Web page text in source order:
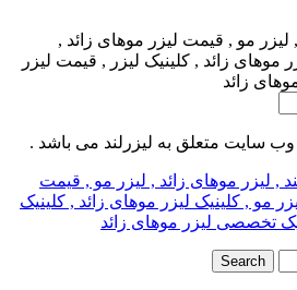
, لیزر مو , قیمت لیزر موهای زائد ,
موهای زائد , کلینیک لیزر , قیمت لیزر
زائد
سایت متعلق به لیزرلند می باشد .
, لیزر موهای زائد , لیزر مو , قیمت
مو , کلینیک لیزر موهای زائد , کلینیک
تخصصی لیزر موهای زائد